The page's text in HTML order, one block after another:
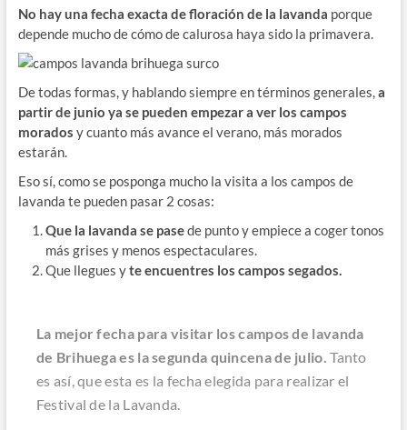
No hay una fecha exacta de floración de la lavanda porque
depende mucho de cómo de calurosa haya sido la primavera.
De todas formas, y hablando siempre en términos generales,a
partir de junio ya se pueden empezar a ver los campos
morados y cuanto más avance el verano, más morados
estarán.
Eso sí, como se posponga mucho la visita a los campos de
lavanda te pueden pasar 2 cosas:
Que la lavanda se pasede punto y empiece a coger tonos
más grises y menos espectaculares.
Que llegues yte encuentres los campos segados.
La mejor fecha para visitar los campos de lavanda
de Brihuega es la segunda quincena de julio. Tanto
es así, que esta es la fecha elegida para realizar el
Festival de la Lavanda.